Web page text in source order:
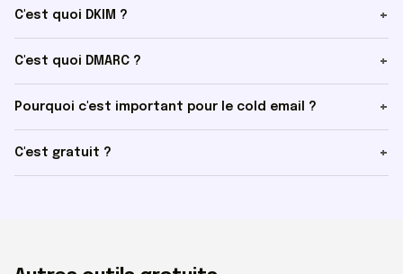
C'est quoi DKIM ?
C'est quoi DMARC ?
Pourquoi c'est important pour le cold email ?
C'est gratuit ?